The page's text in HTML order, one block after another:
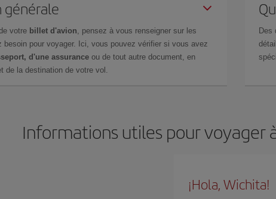
votre billet d'avion , pensez à vous renseigner sur les
besoin pour voyager. Ici, vous pouvez vérifier si vous avez
d'une assurance ou de tout autre document, en
de la destination de votre vol.
Des
Informations utiles pour voyager
¡Hola, Wichita!